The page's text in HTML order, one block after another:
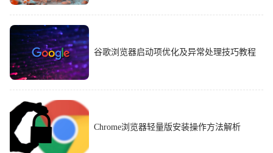
谷歌浏览器启动项优化及异常处理技巧教程
Chrome浏览器轻量版安装操作方法解析